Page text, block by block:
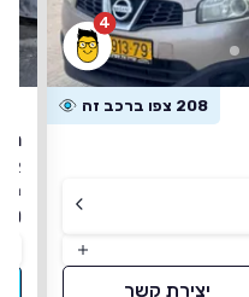
4
208 צפו ברכב זה
יצירת קשר